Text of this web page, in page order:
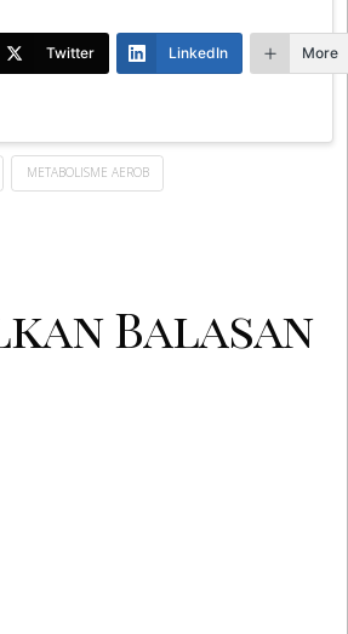
Twitter LinkedIn More
METABOLISME AEROB
Balasan